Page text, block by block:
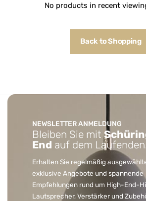
No products in recent
Back to Shopping
NEWSLETTER ANMELDUNG
Bleiben Sie mit
End auf dem
Erhalten Sie regelmäßig
exklusive Angebote und spannende
Empfehlungen rund um High-End-
Lautsprecher, Verstärker und